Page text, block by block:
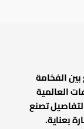
الفخامة
العالمية
تصنع
بعناية.